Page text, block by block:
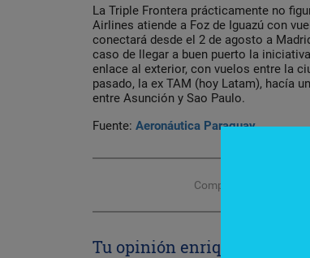
La Triple Frontera prácticamente no
Airlines atiende a Foz de Iguazú con
conectará desde el 2 de agosto a
caso de llegar a buen puerto la
enlace al exterior, con vuelos entre la
pasado, la ex TAM (hoy Latam), hacía
entre Asunción y Sao Paulo.
Fuente: Aeronáutica Paraguay
Compartir con tus
Tu opinión enriquece este